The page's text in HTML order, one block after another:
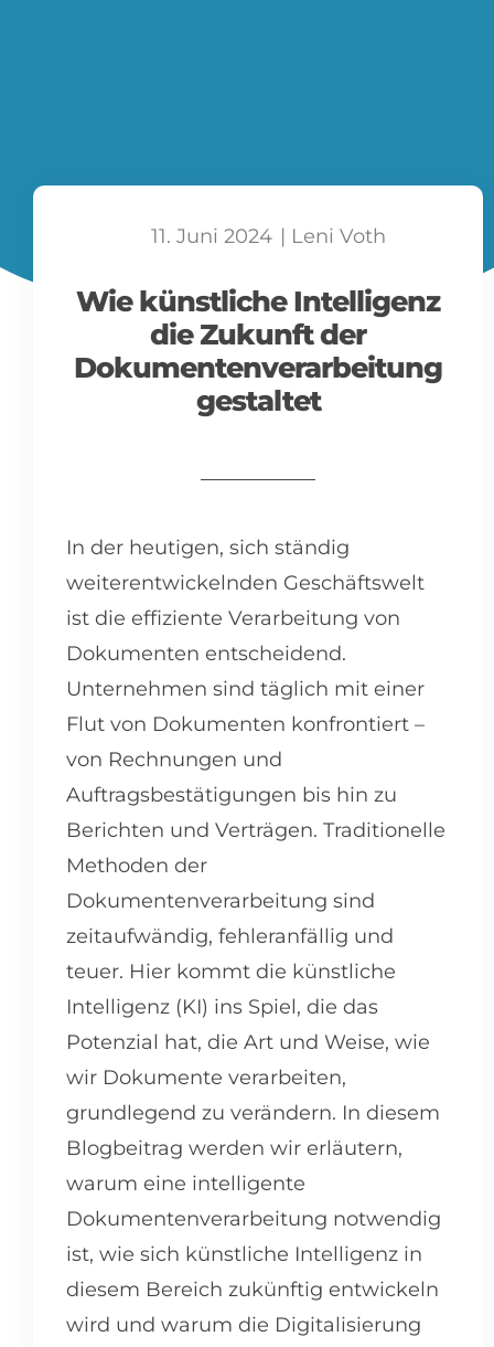
11. Juni 2024 | Leni Voth
Wie künstliche Intelligenz
die Zukunft der
Dokumentenverarbeitung
gestaltet
In der heutigen, sich ständig
weiterentwickelnden Geschäftswelt
ist die effiziente Verarbeitung von
Dokumenten entscheidend.
Unternehmen sind täglich mit einer
Flut von Dokumenten konfrontiert –
von Rechnungen und
Auftragsbestätigungen bis hin zu
Berichten und Verträgen. Traditionelle
Methoden der
Dokumentenverarbeitung sind
zeitaufwändig, fehleranfällig und
teuer. Hier kommt die künstliche
Intelligenz (KI) ins Spiel, die das
Potenzial hat, die Art und Weise, wie
wir Dokumente verarbeiten,
grundlegend zu verändern. In diesem
Blogbeitrag werden wir erläutern,
warum eine intelligente
Dokumentenverarbeitung notwendig
ist, wie sich künstliche Intelligenz in
diesem Bereich zukünftig entwickeln
wird und warum die Digitalisierung